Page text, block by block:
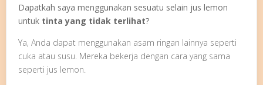
Dapatkah saya menggunakan sesuatu selain jus lemon
untuk tinta yang tidak terlihat?
Ya, Anda dapat menggunakan asam ringan lainnya seperti
cuka atau susu. Mereka bekerja dengan cara yang sama
seperti jus lemon.